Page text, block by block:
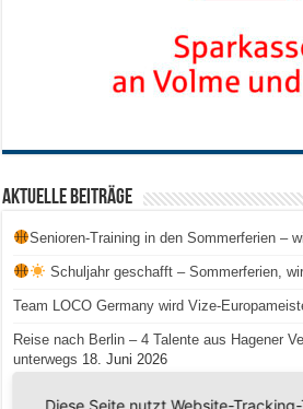
Aktuelle Beiträge
Senioren-Training in den Sommerferien –
Schuljahr geschafft – Sommerferien,
Team LOCO Germany wird Vize-
Reise nach Berlin – 4 Talente aus Hagener
unterwegs 18. Juni 2026
Diese Seite nutzt Website-